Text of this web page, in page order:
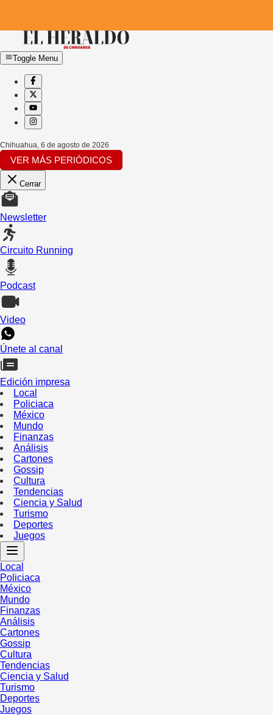
Toggle Menu
Chihuahua 6 de agosto de 2026
VER MÁS PERIÓDICOS
Cerrar
Newsletter
Circuito Running
Podcast
Video
Únete al canal
Edición impresa
Local
Policiaca
México
Mundo
Finanzas
Análisis
Cartones
Gossip
Cultura
Tendencias
Ciencia y Salud
Turismo
Deportes
Juegos
Local
Policiaca
México
Mundo
Finanzas
Análisis
Cartones
Gossip
Cultura
Tendencias
Ciencia y Salud
Turismo
Deportes
Juegos